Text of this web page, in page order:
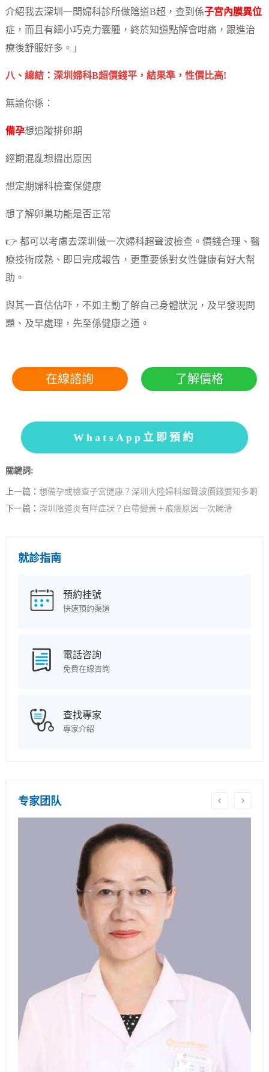
介紹我去深圳一間婦科診所做陰道B超，查到係子宮內膜異位
症，而且有細小巧克力囊腫，終於知道點解會咁痛，跟進治
療後舒服好多。」
八、總結：深圳婦科B超價錢平，結果準，性價比高!
無論你係：
備孕想追蹤排卵期
經期混亂想搵出原因
想定期婦科檢查保健康
想了解卵巢功能是否正常
👉 都可以考慮去深圳做一次婦科超聲波檢查。價錢合理、醫
療技術成熟、即日完成報告，更重要係對女性健康有好大幫
助。
與其一直估估吓，不如主動了解自己身體狀況，及早發現問
題、及早處理，先至係健康之道。
在線諮詢 了解價格
WhatsApp立即預約
關鍵詞:
上一篇： 想備孕或檢查子宮健康？深圳大陸婦科超聲波價錢要知多啲
下一篇： 深圳陰道炎有咩症狀？白帶變黃＋痕癢原因一次睇清
就診指南
預約挂號
快速預約渠道
電話咨詢
免費在線咨詢
查找專家
專家介紹
专家团队